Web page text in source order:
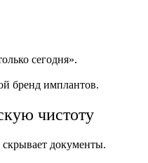
сегодня».
бренд имплантов.
чистоту
документы.